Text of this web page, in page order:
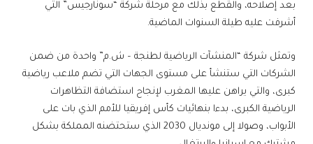
بعد إصلاحه، والقطع بذلك مع مرحلة شركة “سونارجيس” التي
أشرفت عليه طيلة السنوات الماضية.
وتمثل شركة “المنشآت الرياضية لطنجة – ش.م” واحدة من ضمن
الشركات التي ستنشأ على مستوى الجهات التي تضم ملاعب رياضية
كبرى، والتي يراهن عليها المغرب لإنجاح استضافة التظاهرات
الرياضية الكبرى، بدءا بنهائيات كأس إفريقيا للأمم الذي بات على
الأبواب، وصولا إلى مونديال 2030 الذي ستحتضنه المملكة بشكل